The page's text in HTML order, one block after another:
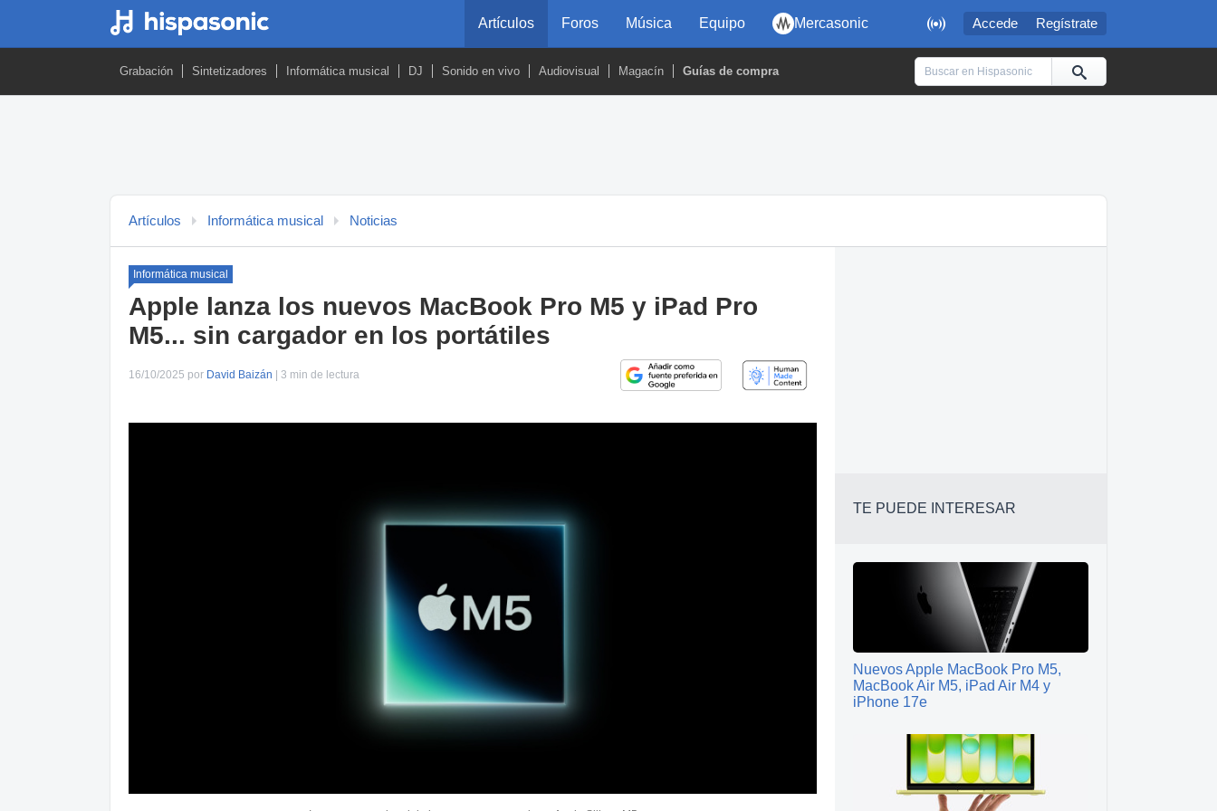
 Accede Regístrate
Artículos Foros Música Equipo Mercasonic
Grabación Sintetizadores Informática musical DJ Sonido en vivo Audiovisual Magacín Guías de compra
Artículos Informática musical Noticias
Informática musical
Apple lanza los nuevos MacBook Pro M5 y iPad Pro
M5... sin cargador en los portátiles
16/10/2025 por David Baizán | 3 min de lectura
TE PUEDE INTERESAR
Nuevos Apple MacBook Pro M5,
MacBook Air M5, iPad Air M4 y
iPhone 17e